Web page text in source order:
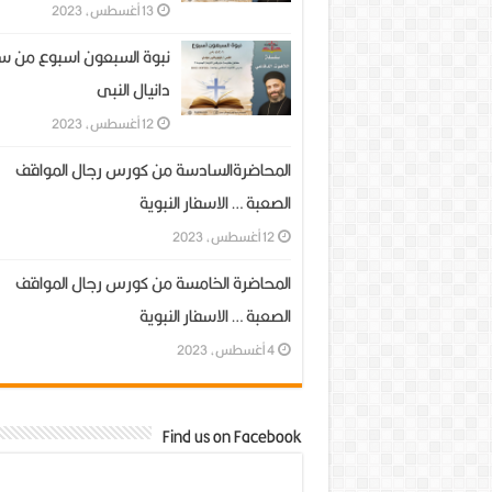
13 أغسطس، 2023
نبوة السبعون اسبوع من
دانيال النبى
12 أغسطس، 2023
المحاضرةالسادسة من كورس رجال المواقف
الصعبة … الاسفار النبوية
12 أغسطس، 2023
المحاضرة الخامسة من كورس رجال المواقف
الصعبة … الاسفار النبوية
4 أغسطس، 2023
Find us on Facebook